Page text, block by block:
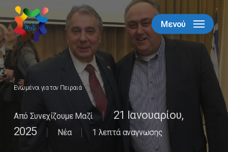
to
main
content
Μενού
Ενωμένοι για τον Πειραιά
Από Συνεχίζουμε Μαζί
21 Ιανουαρίου,
2025
Νέα 1 λεπτά αναγνωσης
Close
Menu